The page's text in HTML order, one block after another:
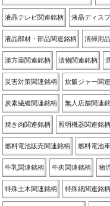
液晶テレビ関連銘柄 液晶ディス
液晶部材・部品関連銘柄 清掃用
漢方薬関連銘柄 漬物関連銘柄
災害対策関連銘柄 炊飯ジャー関
炭素繊維関連銘柄 無人店舗関連
焼き肉関連銘柄 照明機器関連銘柄
燃料電池販売関連銘柄 燃料電池
牛乳関連銘柄 牛肉関連銘柄 物
特殊土木関連銘柄 特殊紙関連銘柄